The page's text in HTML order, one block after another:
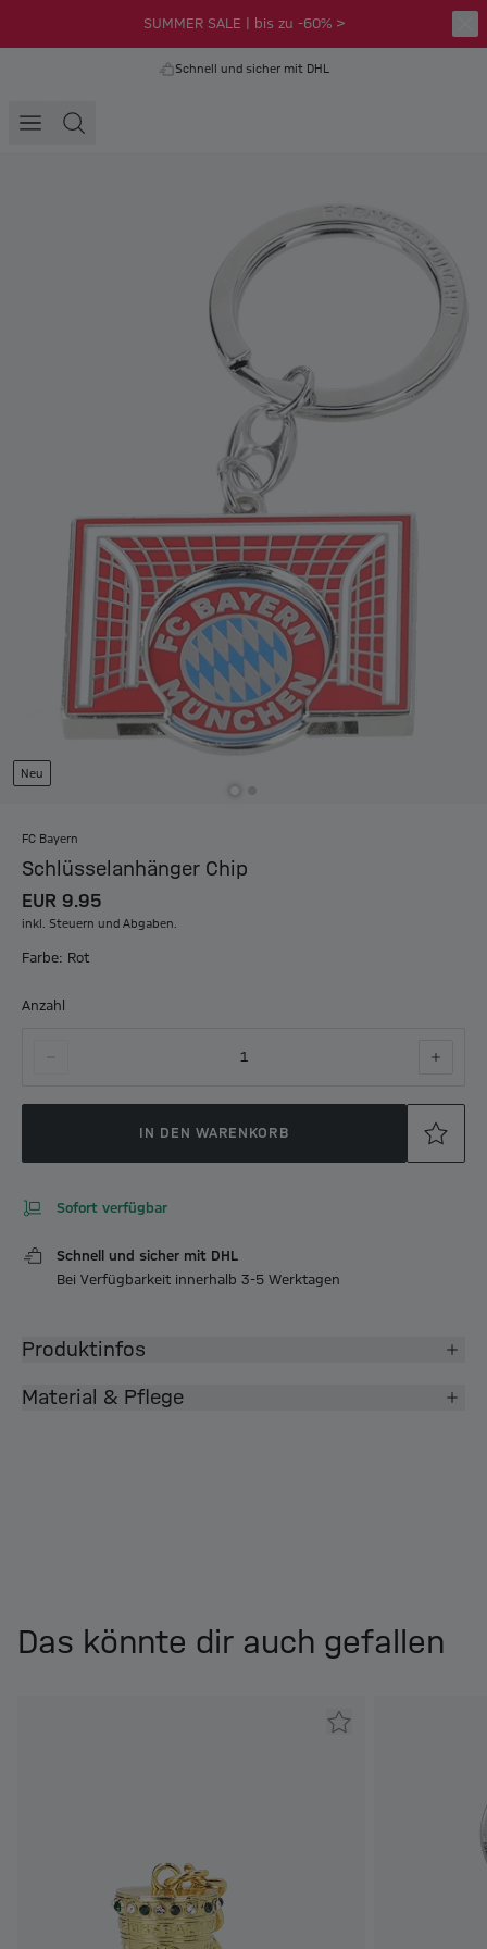
SUMMER SALE | bis zu -60% >
Schnell und sicher mit DHL
Neu
FC Bayern
Schlüsselanhänger Chip
EUR 9.95
inkl. Steuern und Abgaben.
Farbe: Rot
Anzahl
1
IN DEN WARENKORB
Sofort verfügbar
Schnell und sicher mit DHL
Bei Verfügbarkeit innerhalb 3-5 Werktagen
Produktinfos
Material & Pflege
Das könnte dir auch gefallen